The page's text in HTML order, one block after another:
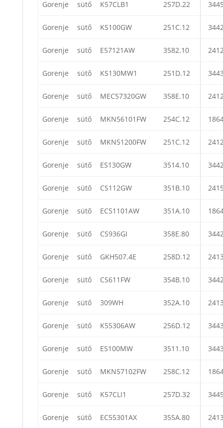
Gorenje sütő K57CLB1 257D.22
Gorenje sütő KS100GW 251C.12
Gorenje sütő E57121AW 3582.10
Gorenje sütő KS130MW1 251D.12
Gorenje sütő MEC57320GW 358E.10
Gorenje sütő MKN56101FW 254C.12
Gorenje sütő MKN51200FW 251C.12
Gorenje sütő ES130GW 3514.10
Gorenje sütő CS112GW 351B.10
Gorenje sütő EC51101AW 351A.10
Gorenje sütő CS936GI 358E.80
Gorenje sütő GKH507.4E 258D.12
Gorenje sütő CS611FW 354B.10
Gorenje sütő 309WH 352A.10
Gorenje sütő K55306AW 256D.12
Gorenje sütő ES100MW 3511.10
Gorenje sütő MKN57102FW 258C.12
Gorenje sütő K57CLI1 257D.32
Gorenje sütő EC55301AX 355A.80